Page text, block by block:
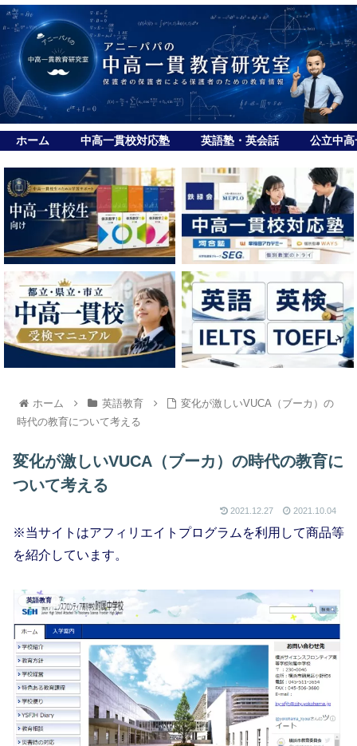
ホーム 中高一貫校対応塾 英語塾・英会話 公立中
ホーム 英語教育
変化が激しいVUCA（ブーカ）の
時代の教育について考える
変化が激しいVUCA（ブーカ）の時代の教育に
ついて考える
2021.12.27 2021.10.04
※当サイトはアフィリエイトプログラムを利用して商品等
を紹介しています。
英語教育